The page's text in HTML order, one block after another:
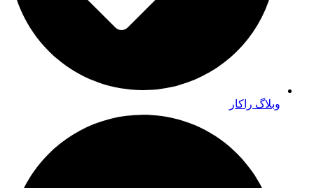
وبلاگ راکار